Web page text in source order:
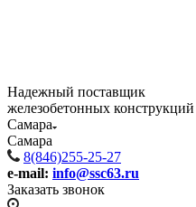
Надежный поставщик
железобетонных конструкций
Самара
Самара
8(846)255-25-27
e-mail: info@ssc63.ru
Заказать звонок